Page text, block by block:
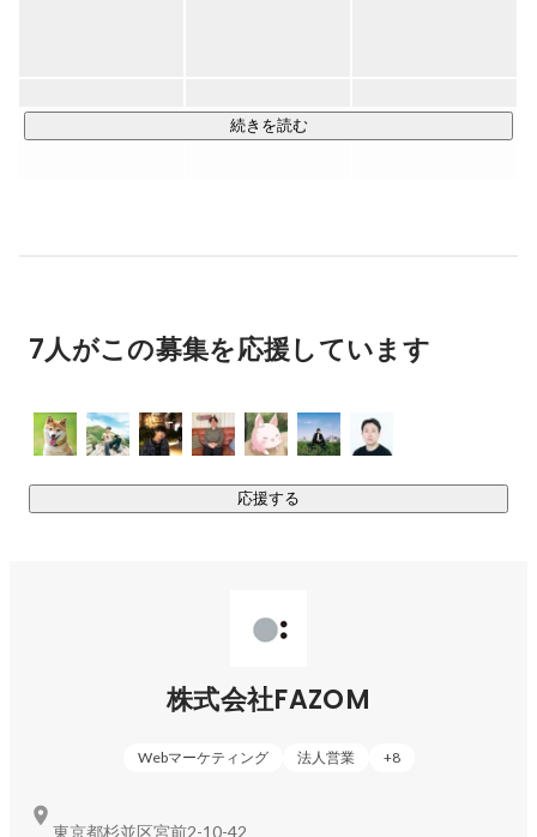
チームに発生する様々なズレを「マネジメント・HR・ヘルス
しています。
続きを読む
7人がこの募集を応援しています
応援する
株式会社FAZOM
Webマーケティング 法人営業 +8
東京都杉並区宮前2-10-42